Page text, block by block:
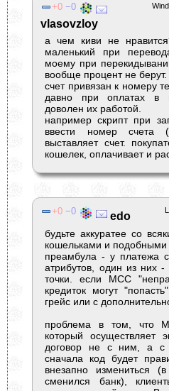
0 0
vlasovzloy
а чем киви не
маленький при
моему при
вообще процент не берут.
счет привязан к номеру
давно при оплатах в
доволен их работой.
например скрипт при
ввести номер счета
выставляет счет.
кошелек, оплачивает и
0 0 edo
будьте аккуратее со
кошельками и подобными
преамбула - у платежа
атрибутов, один из них
точки. если MCC
кредиток могут
грейс или с
проблема в том, что
который осуществляет
договор не с ним, а с
сначала код будет
внезапно измениться
сменился банк),